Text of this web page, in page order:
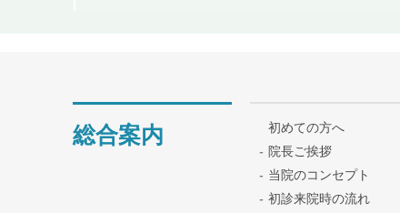
総合案内
初めての方へ
院長ご挨拶
当院のコンセプト
初診来院時の流れ